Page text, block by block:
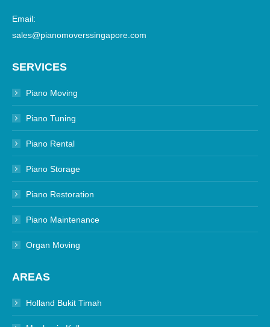
Email:
sales@pianomoverssingapore.com
SERVICES
Piano Moving
Piano Tuning
Piano Rental
Piano Storage
Piano Restoration
Piano Maintenance
Organ Moving
AREAS
Holland Bukit Timah